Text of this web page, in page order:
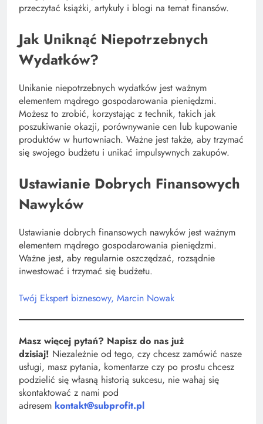
przeczytać książki, artykuły i blogi na temat finansów.
Jak Uniknąć Niepotrzebnych
Wydatków?
Unikanie niepotrzebnych wydatków jest ważnym
elementem mądrego gospodarowania pieniędzmi.
Możesz to zrobić, korzystając z technik, takich jak
poszukiwanie okazji, porównywanie cen lub kupowanie
produktów w hurtowniach. Ważne jest także, aby trzymać
się swojego budżetu i unikać impulsywnych zakupów.
Ustawianie Dobrych Finansowych
Nawyków
Ustawianie dobrych finansowych nawyków jest ważnym
elementem mądrego gospodarowania pieniędzmi.
Ważne jest, aby regularnie oszczędzać, rozsądnie
inwestować i trzymać się budżetu.
Twój Ekspert biznesowy, Marcin Nowak
Masz więcej pytań? Napisz do nas już
dzisiaj! Niezależnie od tego, czy chcesz zamówić nasze
usługi, masz pytania, komentarze czy po prostu chcesz
podzielić się własną historią sukcesu, nie wahaj się
skontaktować z nami pod
adresem kontakt@subprofit.pl